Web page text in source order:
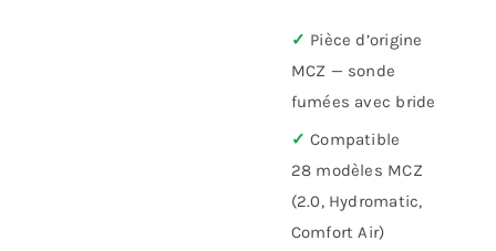
✓ Pièce d’origine
MCZ — sonde
fumées avec bride
✓ Compatible
28 modèles MCZ
(2.0, Hydromatic,
Comfort Air)